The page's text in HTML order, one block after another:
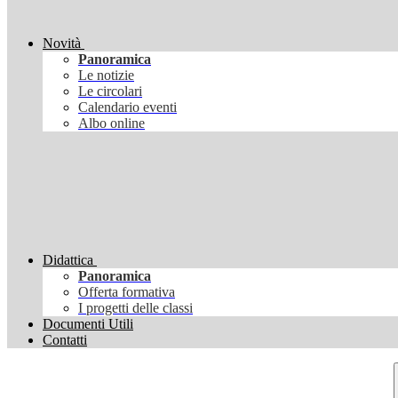
Novità
Panoramica
Le notizie
Le circolari
Calendario eventi
Albo online
Didattica
Panoramica
Offerta formativa
I progetti delle classi
Documenti Utili
Contatti